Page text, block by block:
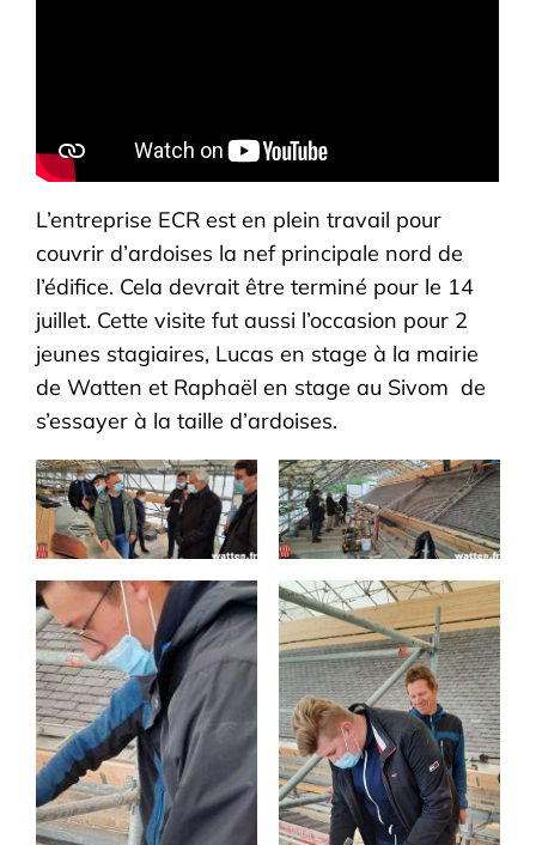
L’entreprise ECR est en plein travail pour
couvrir d’ardoises la nef principale nord de
l’édifice. Cela devrait être terminé pour le 14
juillet. Cette visite fut aussi l’occasion pour 2
jeunes stagiaires, Lucas en stage à la mairie
de Watten et Raphaël en stage au Sivom de
s’essayer à la taille d’ardoises.